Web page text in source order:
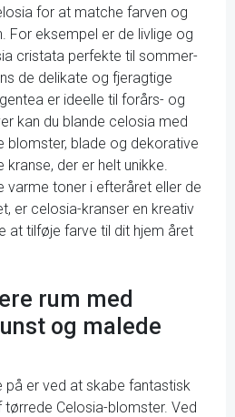
for at matche farven og
For eksempel er de livlige og
cristata perfekte til sommer-
de delikate og fjeragtige
er ideelle til forårs- og
kan du blande celosia med
blade og dekorative
der er helt unikke.
varme toner i efteråret eller de
er celosia-kranser en kreativ
at tilføje farve til dit hjem året
rum med
og malede
på er ved at skabe fantastisk
Celosia-blomster. Ved